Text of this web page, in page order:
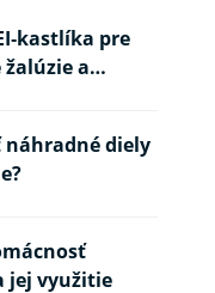
pre
a
náhradné diely
jej využitie